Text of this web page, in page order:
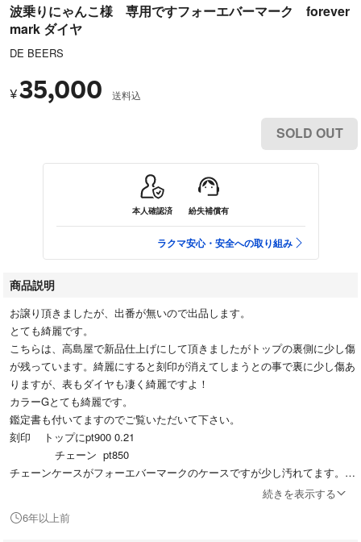
波乗りにゃんこ様 専用ですフォーエバーマーク forever
mark ダイヤ
DE BEERS
¥35,000 送料込
SOLD OUT
本人確認済 紛失補償有
ラクマ安心・安全への取り組み
商品説明
お譲り頂きましたが、出番が無いので出品します。
とても綺麗です。
こちらは、高島屋で新品仕上げにして頂きましたがトップの裏側に少し傷
が残っています。綺麗にすると刻印が消えてしまうとの事で裏に少し傷あ
りますが、表もダイヤも凄く綺麗ですよ！
カラーGとても綺麗です。
鑑定書も付いてますのでご覧いただいて下さい。
刻印 トップにpt900 0.21
チェーン pt850
チェーンケースがフォーエバーマークのケースですが少し汚れてます。
フリーアジァスターついてますので、自由に長さの変更出来ます。
続きを表示する
6年以上前